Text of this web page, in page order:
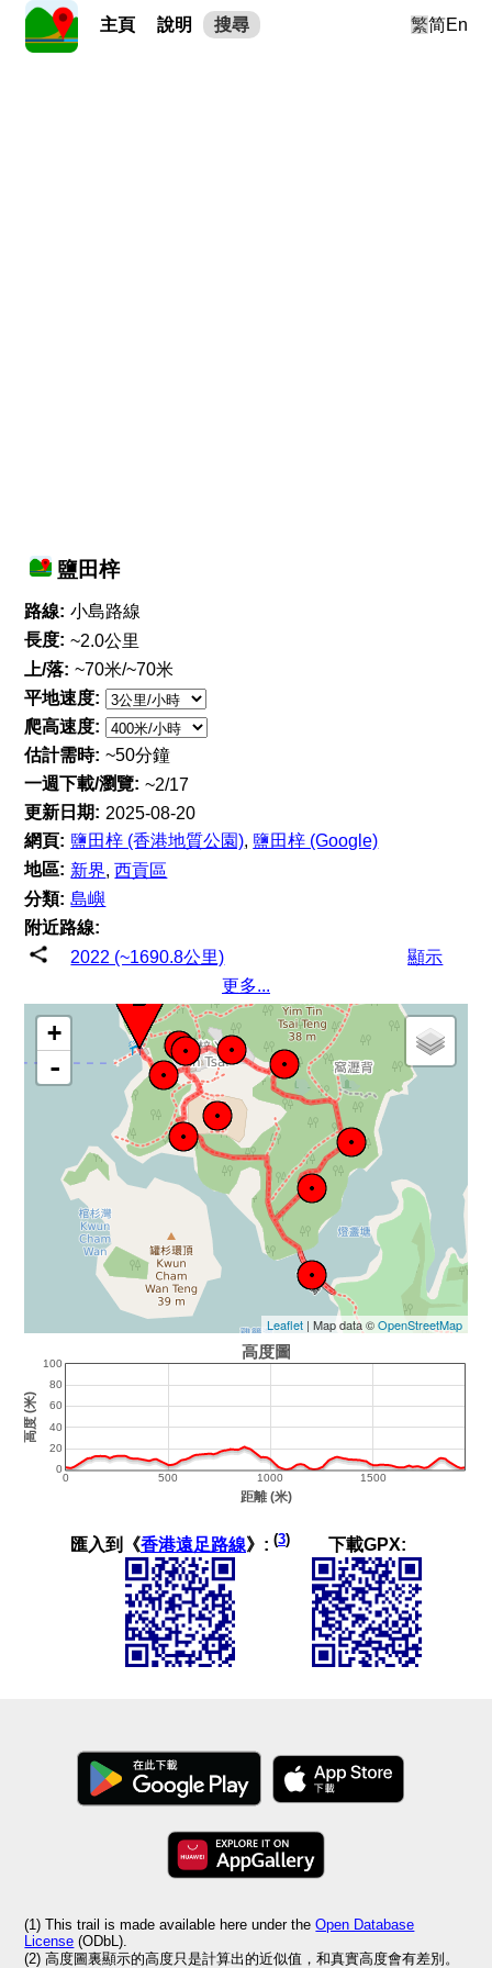
主頁 說明 搜尋 繁简En
鹽田梓
路線: 小島路線
長度: ~2.0公里
上/落: ~70米/~70米
平地速度:
爬高速度:
估計需時: ~50分鐘
一週下載/瀏覽: ~2/17
更新日期: 2025-08-20
網頁: 鹽田梓 (香港地質公園), 鹽田梓 (Google)
地區: 新界,西貢區
分類: 島嶼
附近路線:
2022 (~1690.8公里)
顯示
更多...
+
-
Leaflet| Map data ©OpenStreetMap
匯入到《香港遠足路線》: (3) 下載GPX:
(1) This trail is made available here under theOpen Database
License (ODbL).
(2) 高度圖裏顯示的高度只是計算出的近似值，和真實高度會有差別。